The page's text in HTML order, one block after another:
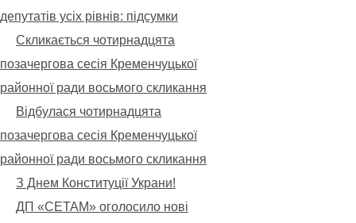
депутатів усіх рівнів: підсумки
Скликається чотирнадцята
позачергова сесія Кременчуцької
районної ради восьмого скликання
Відбулася чотирнадцята
позачергова сесія Кременчуцької
районної ради восьмого скликання
З Днем Конституції Украни!
ДП «СЕТАМ» оголосило нові